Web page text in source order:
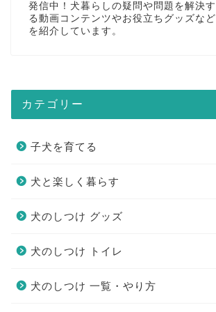
発信中！犬暮らしの疑問や問題を解決す
る動画コンテンツやお役立ちグッズなど
を紹介しています。
カテゴリー
子犬を育てる
犬と楽しく暮らす
犬のしつけ グッズ
犬のしつけ トイレ
犬のしつけ 一覧・やり方